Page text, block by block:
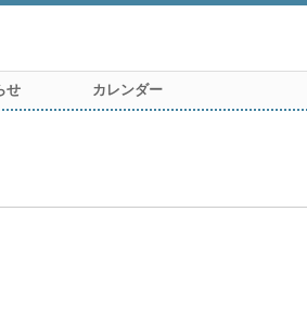
せ カレンダー